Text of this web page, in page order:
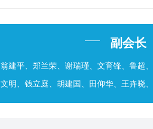
副会长
翁建平、郑兰荣、谢瑞瑾、文育锋、鲁超
文明、钱立庭、胡建国、田仰华、王卉晓